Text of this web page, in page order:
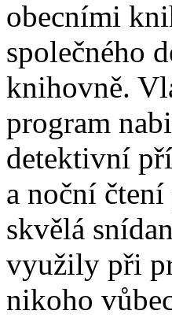
obecními
společného
knihovně.
program
detektivní
a noční
skvělá
využily při
nikoho